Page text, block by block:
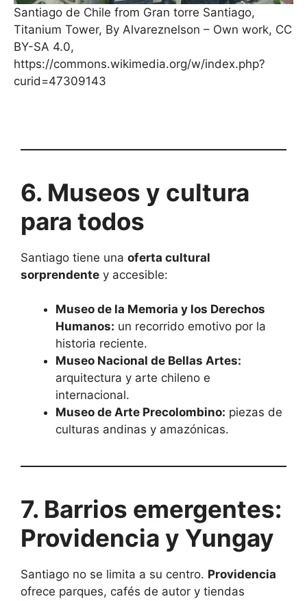
Santiago de Chile from Gran torre Santiago,
Titanium Tower, By Alvareznelson – Own work, CC
BY-SA 4.0,
https://commons.wikimedia.org/w/index.php?
curid=47309143
6. Museos y cultura
para todos
Santiago tiene una oferta cultural
sorprendente y accesible:
Museo de la Memoria y los Derechos
Humanos: un recorrido emotivo por la
historia reciente.
Museo Nacional de Bellas Artes:
arquitectura y arte chileno e
internacional.
Museo de Arte Precolombino: piezas de
culturas andinas y amazónicas.
7. Barrios emergentes:
Providencia y Yungay
Santiago no se limita a su centro. Providencia
ofrece parques, cafés de autor y tiendas